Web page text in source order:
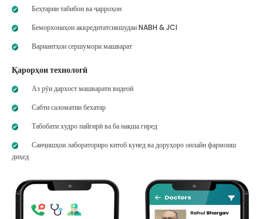
Беҳтарин табибон ва ҷарроҳон
Беморхонаҳои аккредитатсияшудаи NABH & JCI
Вариантҳои сершумори машварат
Қарорҳои технологӣ
Аз рӯи дархост машварати видеоӣ
Сабти саломатии бехатар
Табобати худро пайгирӣ ва ба нақша гиред
Санҷишҳои лабораториро китоб кунед ва доруҳоро онлайн фармоиш
диҳед